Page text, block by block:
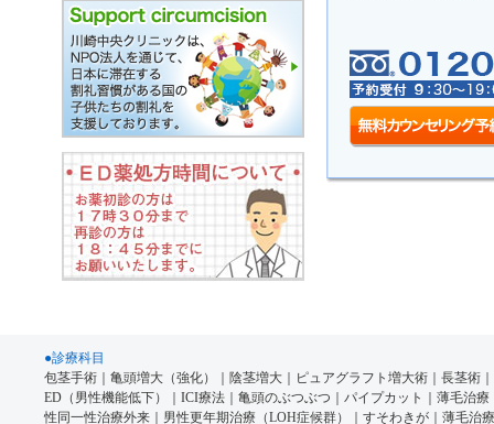
●診療科目
包茎手術
亀頭増大（強化） 陰茎増大 ピュアグラフト増大術 長茎術
ED（男性機能低下）
ICI療法 亀頭のぶつぶつ パイプカット
薄毛治療
性同一性治療外来
男性更年期治療（LOH症候群） すそわきが 薄毛治